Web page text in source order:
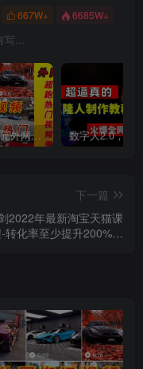
667W+ 6685W+
写...
外面收费398元外网超跑豪车汽车视频搬运至快手抖音上热门项目
下一篇
2022年最新淘宝天猫课
转化率至少提升200%系